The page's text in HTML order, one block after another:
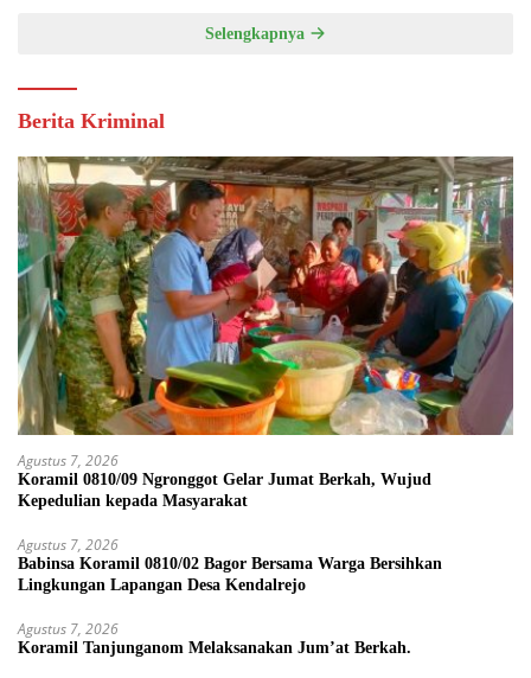
Selengkapnya
Berita Kriminal
Agustus 7, 2026
Koramil 0810/09 Ngronggot Gelar Jumat Berkah, Wujud
Kepedulian kepada Masyarakat
Agustus 7, 2026
Babinsa Koramil 0810/02 Bagor Bersama Warga Bersihkan
Lingkungan Lapangan Desa Kendalrejo
Agustus 7, 2026
Koramil Tanjunganom Melaksanakan Jum’at Berkah.